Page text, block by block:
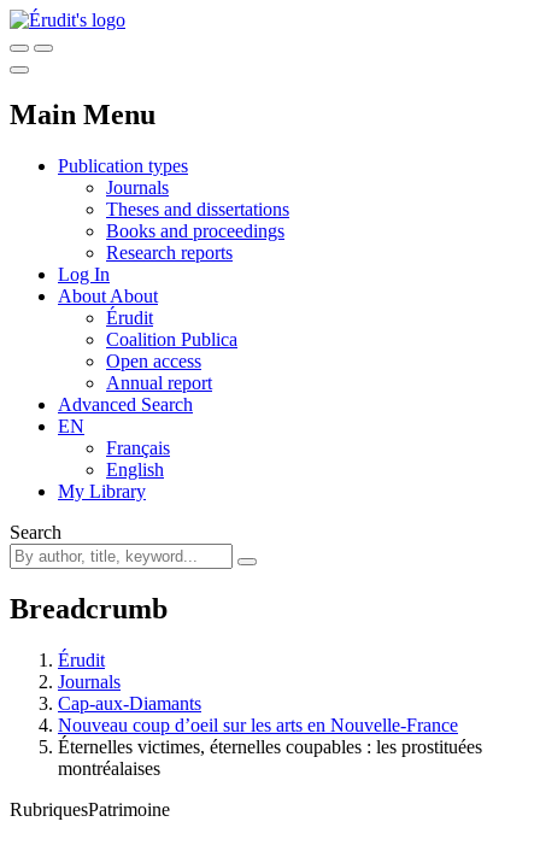
Main Menu
Publication types
Journals
Theses and dissertations
Books and proceedings
Research reports
Log In
About About
Érudit
Coalition Publica
Open access
Annual report
Advanced Search
EN
Français
English
My Library
Search
Breadcrumb
Érudit
Journals
Cap-aux-Diamants
Nouveau coup d’oeil sur les arts en Nouvelle-France
Éternelles victimes, éternelles coupables : les prostituées
montréalaises
RubriquesPatrimoine